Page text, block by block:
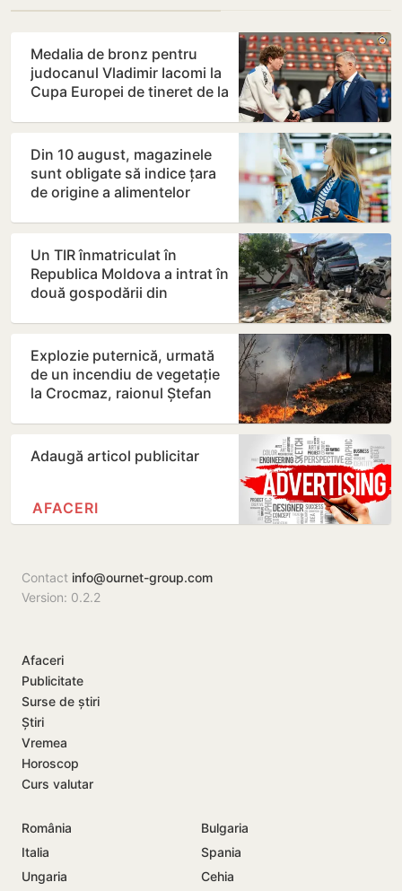
Medalia de bronz pentru
judocanul Vladimir Iacomi la
Cupa Europei de tineret de la
Din 10 august, magazinele
sunt obligate să indice țara
de origine a alimentelor
Un TIR înmatriculat în
Republica Moldova a intrat în
două gospodării din
Explozie puternică, urmată
de un incendiu de vegetație
la Crocmaz, raionul Ștefan
Adaugă articol publicitar
AFACERI
Contact info@ournet-group.com
Version: 0.2.2
Afaceri
Publicitate
Surse de știri
Știri
Vremea
Horoscop
Curs valutar
România
Bulgaria
Italia
Spania
Ungaria
Cehia